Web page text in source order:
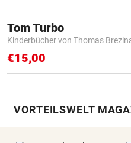
Tom Turbo
Kinderbücher von Thomas
€15,00
VORTEILSWELT